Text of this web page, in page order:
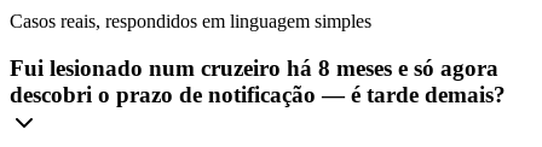
Casos reais, respondidos em linguagem simples
Fui lesionado num cruzeiro há 8 meses e só agora
descobri o prazo de notificação — é tarde demais?